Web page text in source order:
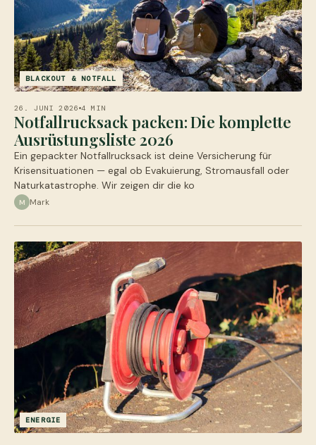
BLACKOUT & NOTFALL
26. JUNI 2026 4 MIN
Notfallrucksack packen: Die komplette
Ausrüstungsliste 2026
Ein gepackter Notfallrucksack ist deine Versicherung für
Krisensituationen — egal ob Evakuierung, Stromausfall oder
Naturkatastrophe. Wir zeigen dir die ko
M Mark
ENERGIE